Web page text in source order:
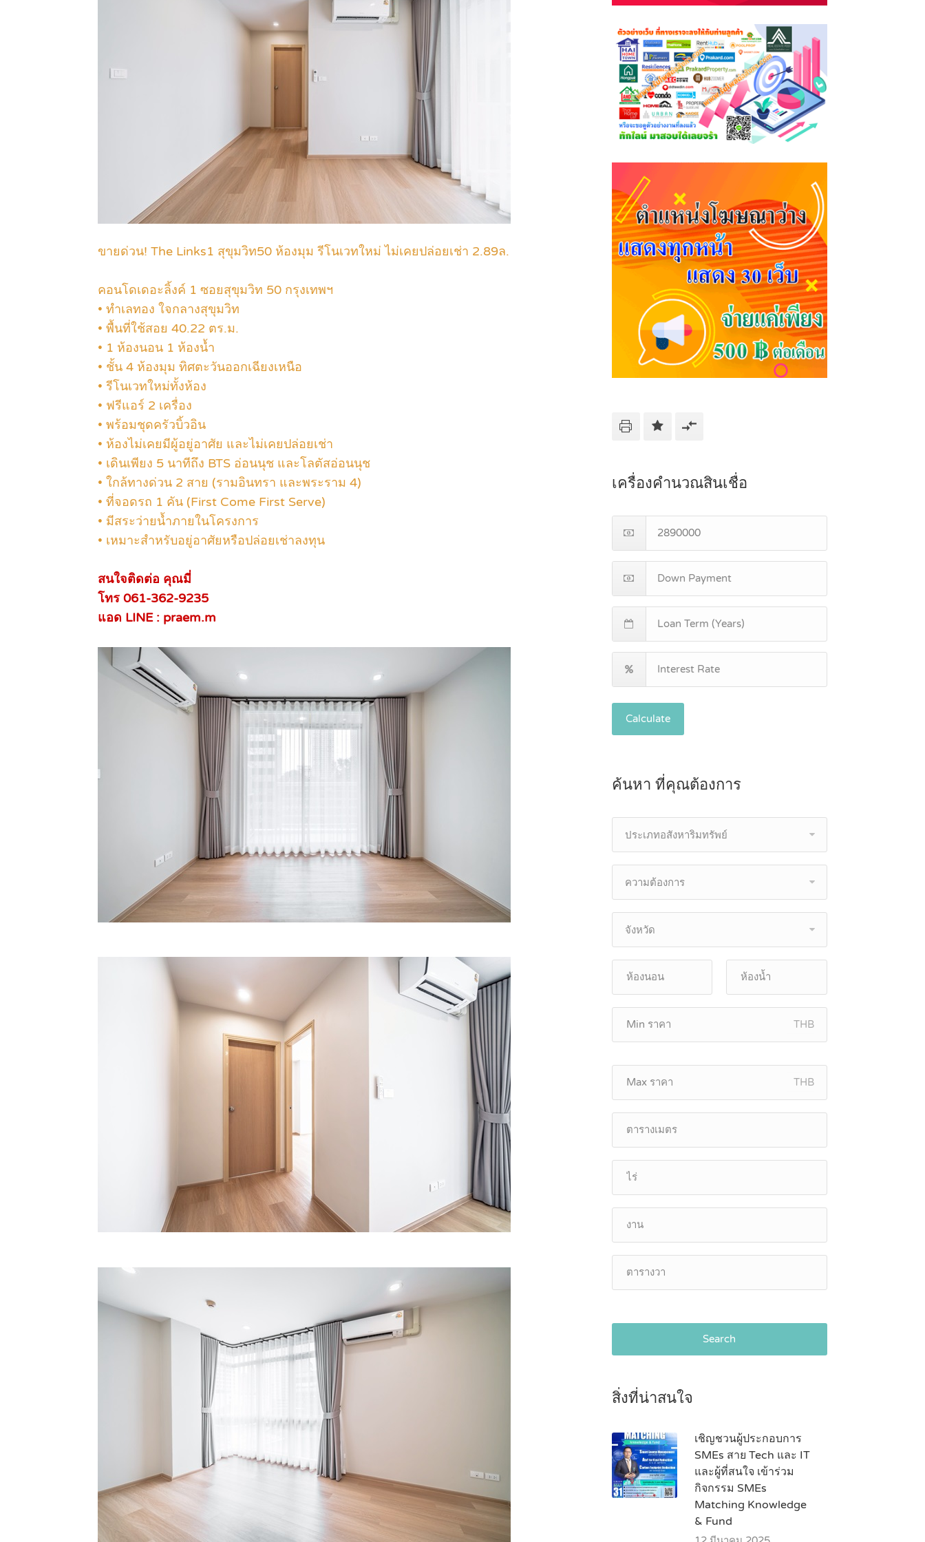
ขายด่วน! The Links1 สุขุมวิท50 ห้องมุม รีโนเวทใหม่ ไม่เคยปล่อยเช่า 2.89ล.
คอนโดเดอะลิ้งค์ 1 ซอยสุขุมวิท 50 กรุงเทพฯ
• ทำเลทอง ใจกลางสุขุมวิท
• พื้นที่ใช้สอย 40.22 ตร.ม.
• 1 ห้องนอน 1 ห้องน้ำ
• ชั้น 4 ห้องมุม ทิศตะวันออกเฉียงเหนือ
• รีโนเวทใหม่ทั้งห้อง
• ฟรีแอร์ 2 เครื่อง
• พร้อมชุดครัวบิ้วอิน
• ห้องไม่เคยมีผู้อยู่อาศัย และไม่เคยปล่อยเช่า
• เดินเพียง 5 นาทีถึง BTS อ่อนนุช และโลตัสอ่อนนุช
• ใกล้ทางด่วน 2 สาย (รามอินทรา และพระราม 4)
• ที่จอดรถ 1 คัน (First Come First Serve)
• มีสระว่ายน้ำภายในโครงการ
• เหมาะสำหรับอยู่อาศัยหรือปล่อยเช่าลงทุน
สนใจติดต่อ คุณมี่
โทร 061-362-9235
แอด LINE : praem.m
เครื่องคำนวณสินเชื่อ
Calculate
ค้นหา ที่คุณต้องการ
ประเภทอสังหาริมทรัพย์
ความต้องการ
จังหวัด
THB
THB
Search
สิ่งที่น่าสนใจ
เชิญชวนผู้ประกอบการ
SMEs สาย Tech และ IT
และผู้ที่สนใจ เข้าร่วม
กิจกรรม SMEs
Matching Knowledge
& Fund